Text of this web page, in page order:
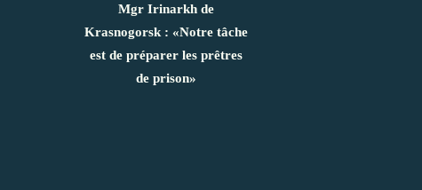
Mgr Irinarkh de
Krasnogorsk : «Notre tâche
est de préparer les prêtres
de prison»